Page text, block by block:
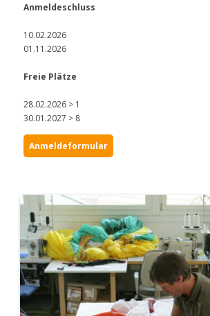
Anmeldeschluss
10.02.2026
01.11.2026
Freie Plätze
28.02.2026 > 1
30.01.2027 > 8
Anmeldeformular